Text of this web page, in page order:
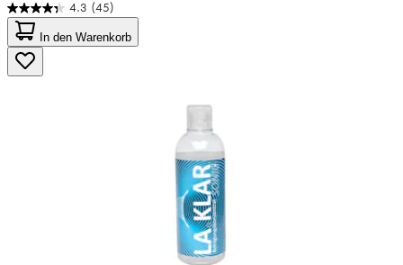
4.3 (45)
4.3
von
5
Sternen.
45
In den Warenkorb